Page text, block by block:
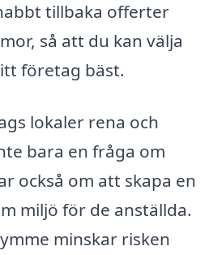
tillbaka offerter
så att du kan välja
företag bäst.
lokaler rena och
bara en fråga om
också om att skapa en
miljö för de anställda.
minskar risken